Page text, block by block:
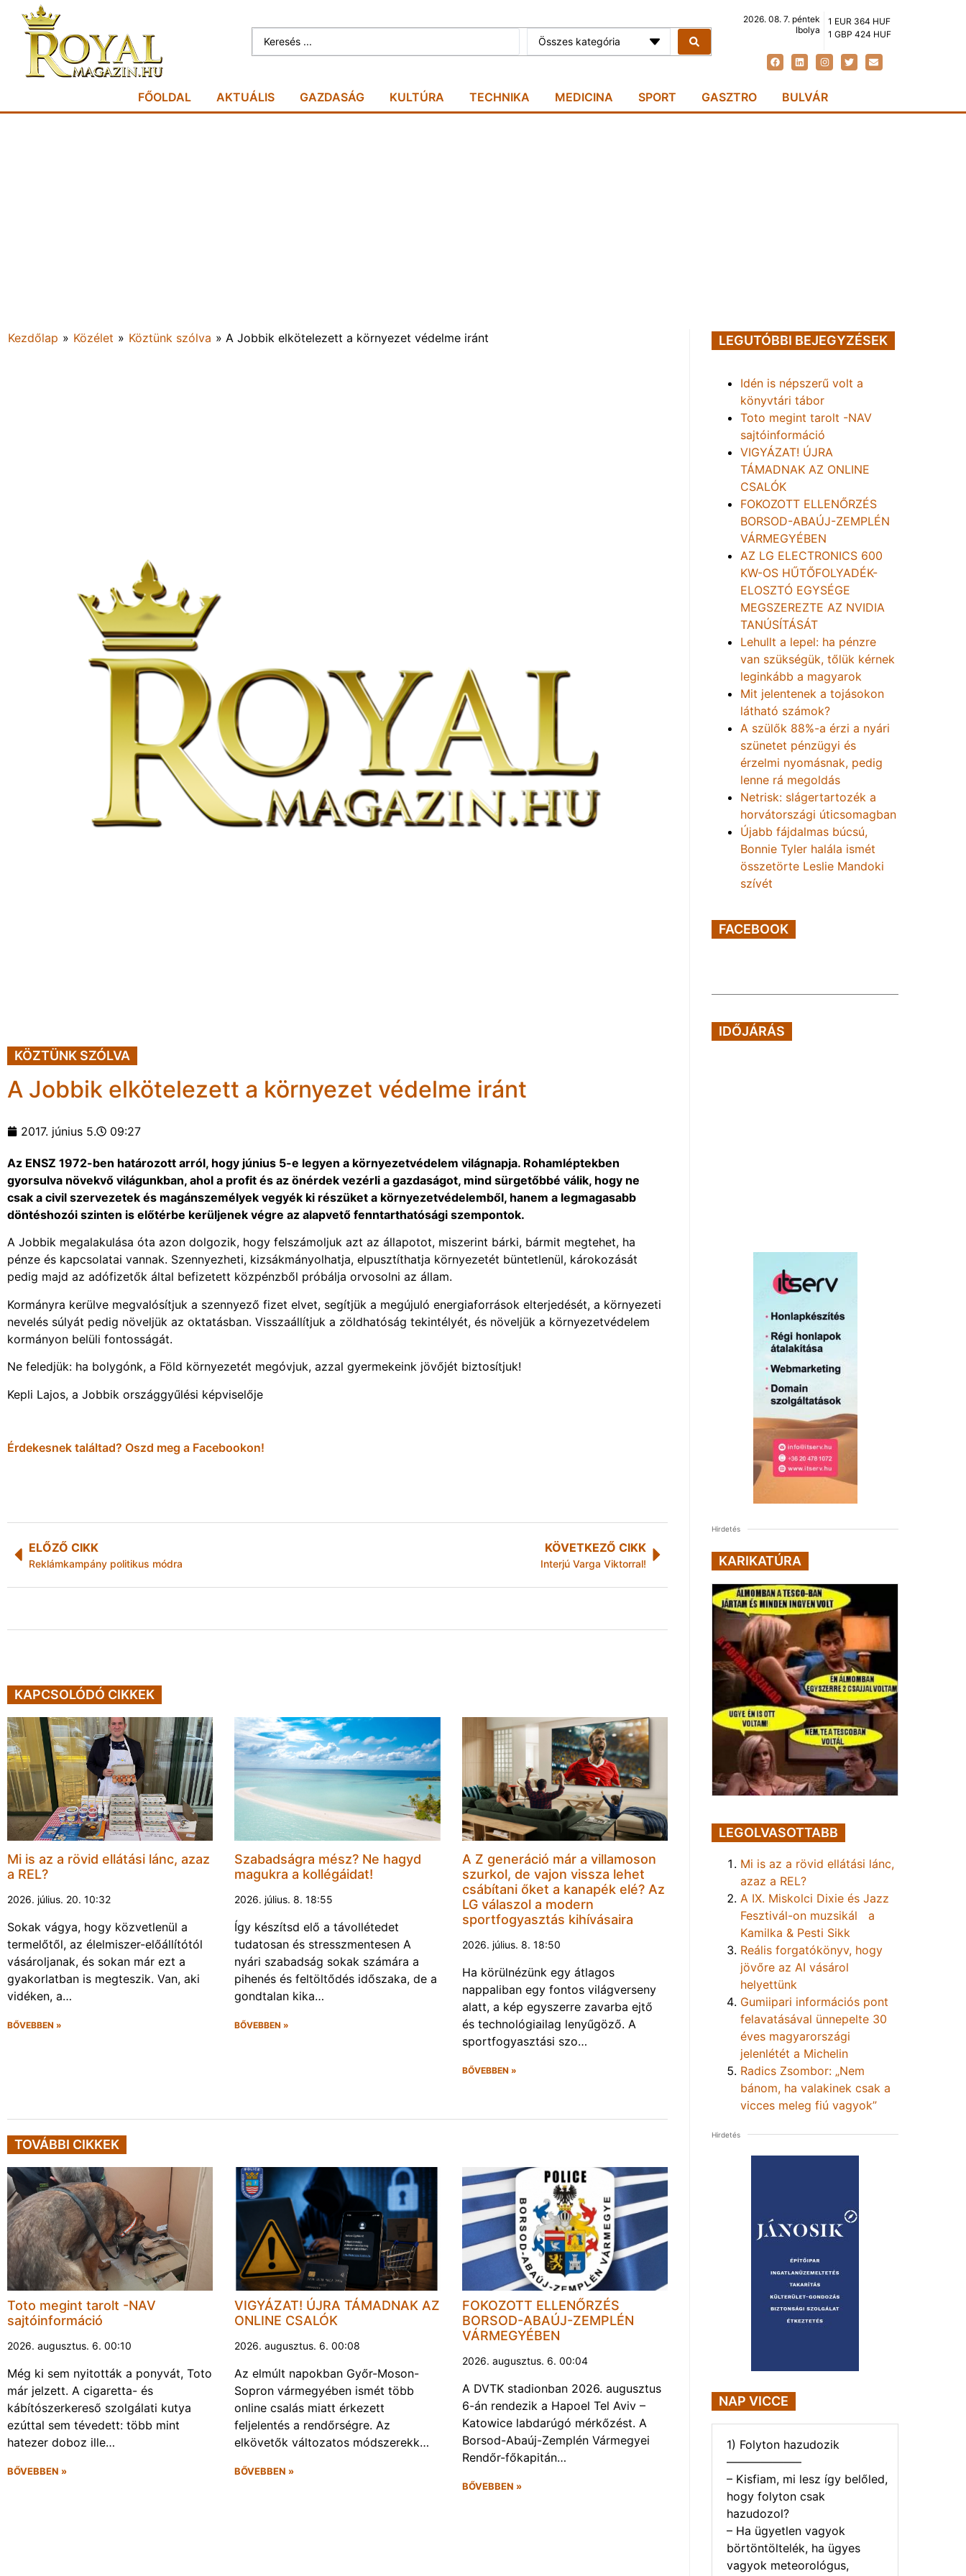
Összes kategória
2026. 08. 7. péntek
Ibolya
1 EUR 364 HUF
1 GBP 424 HUF
FŐOLDAL AKTUÁLIS GAZDASÁG KULTÚRA TECHNIKA MEDICINA SPORT GASZTRO BULVÁR
Kezdőlap » Közélet » Köztünk szólva » A Jobbik elkötelezett a környezet védelme iránt
KÖZTÜNK SZÓLVA
A Jobbik elkötelezett a környezet védelme iránt
2017. június 5. 09:27
Az ENSZ 1972-ben határozott arról, hogy június 5-e legyen a környezetvédelem világnapja. Rohamléptekben
gyorsulva növekvő világunkban, ahol a profit és az önérdek vezérli a gazdaságot, mind sürgetőbbé válik, hogy ne
csak a civil szervezetek és magánszemélyek vegyék ki részüket a környezetvédelemből, hanem a legmagasabb
döntéshozói szinten is előtérbe kerüljenek végre az alapvető fenntarthatósági szempontok.
A Jobbik megalakulása óta azon dolgozik, hogy felszámoljuk azt az állapotot, miszerint bárki, bármit megtehet, ha
pénze és kapcsolatai vannak. Szennyezheti, kizsákmányolhatja, elpusztíthatja környezetét büntetlenül, károkozását
pedig majd az adófizetők által befizetett közpénzből próbálja orvosolni az állam.
Kormányra kerülve megvalósítjuk a szennyező fizet elvet, segítjük a megújuló energiaforrások elterjedését, a környezeti
nevelés súlyát pedig növeljük az oktatásban. Visszaállítjuk a zöldhatóság tekintélyét, és növeljük a környezetvédelem
kormányon belüli fontosságát.
Ne feledjük: ha bolygónk, a Föld környezetét megóvjuk, azzal gyermekeink jövőjét biztosítjuk!
Kepli Lajos, a Jobbik országgyűlési képviselője
Érdekesnek találtad? Oszd meg a Facebookon!
ELŐZŐ CIKK
Reklámkampány politikus módra
KÖVETKEZŐ CIKK
Interjú Varga Viktorral!
KAPCSOLÓDÓ CIKKEK
Mi is az a rövid ellátási lánc, azaz
a REL?
2026. július. 20. 10:32
Sokak vágya, hogy közvetlenül a
termelőtől, az élelmiszer-előállítótól
vásároljanak, és sokan már ezt a
gyakorlatban is megteszik. Van, aki
vidéken, a…
BŐVEBBEN »
Szabadságra mész? Ne hagyd
magukra a kollégáidat!
2026. július. 8. 18:55
Így készítsd elő a távollétedet
tudatosan és stresszmentesen A
nyári szabadság sokak számára a
pihenés és feltöltődés időszaka, de a
gondtalan kika…
BŐVEBBEN »
A Z generáció már a villamoson
szurkol, de vajon vissza lehet
csábítani őket a kanapék elé? Az
LG válaszol a modern
sportfogyasztás kihívásaira
2026. július. 8. 18:50
Ha körülnézünk egy átlagos
nappaliban egy fontos világverseny
alatt, a kép egyszerre zavarba ejtő
és technológiailag lenyűgöző. A
sportfogyasztási szo…
BŐVEBBEN »
TOVÁBBI CIKKEK
Toto megint tarolt -NAV
sajtóinformáció
2026. augusztus. 6. 00:10
Még ki sem nyitották a ponyvát, Toto
már jelzett. A cigaretta- és
kábítószerkereső szolgálati kutya
ezúttal sem tévedett: több mint
hatezer doboz ille…
BŐVEBBEN »
VIGYÁZAT! ÚJRA TÁMADNAK AZ
ONLINE CSALÓK
2026. augusztus. 6. 00:08
Az elmúlt napokban Győr-Moson-
Sopron vármegyében ismét több
online csalás miatt érkezett
feljelentés a rendőrségre. Az
elkövetők változatos módszerekk…
BŐVEBBEN »
FOKOZOTT ELLENŐRZÉS
BORSOD-ABAÚJ-ZEMPLÉN
VÁRMEGYÉBEN
2026. augusztus. 6. 00:04
A DVTK stadionban 2026. augusztus
6-án rendezik a Hapoel Tel Aviv –
Katowice labdarúgó mérkőzést. A
Borsod-Abaúj-Zemplén Vármegyei
Rendőr-főkapitán…
BŐVEBBEN »
LEGUTÓBBI BEJEGYZÉSEK
Idén is népszerű volt a
könyvtári tábor
Toto megint tarolt -NAV
sajtóinformáció
VIGYÁZAT! ÚJRA
TÁMADNAK AZ ONLINE
CSALÓK
FOKOZOTT ELLENŐRZÉS
BORSOD-ABAÚJ-ZEMPLÉN
VÁRMEGYÉBEN
AZ LG ELECTRONICS 600
KW-OS HŰTŐFOLYADÉK-
ELOSZTÓ EGYSÉGE
MEGSZEREZTE AZ NVIDIA
TANÚSÍTÁSÁT
Lehullt a lepel: ha pénzre
van szükségük, tőlük kérnek
leginkább a magyarok
Mit jelentenek a tojásokon
látható számok?
A szülők 88%-a érzi a nyári
szünetet pénzügyi és
érzelmi nyomásnak, pedig
lenne rá megoldás
Netrisk: slágertartozék a
horvátországi úticsomagban
Újabb fájdalmas búcsú,
Bonnie Tyler halála ismét
összetörte Leslie Mandoki
szívét
FACEBOOK
IDŐJÁRÁS
Hirdetés
KARIKATÚRA
LEGOLVASOTTABB
Mi is az a rövid ellátási lánc,
azaz a REL?
A IX. Miskolci Dixie és Jazz
Fesztivál-on muzsikál a
Kamilka & Pesti Sikk
Reális forgatókönyv, hogy
jövőre az AI vásárol
helyettünk
Gumiipari információs pont
felavatásával ünnepelte 30
éves magyarországi
jelenlétét a Michelin
Radics Zsombor: „Nem
bánom, ha valakinek csak a
vicces meleg fiú vagyok”
Hirdetés
NAP VICCE
1) Folyton hazudozik
——————–
– Kisfiam, mi lesz így belőled,
hogy folyton csak
hazudozol?
– Ha ügyetlen vagyok
börtöntöltelék, ha ügyes
vagyok meteorológus,